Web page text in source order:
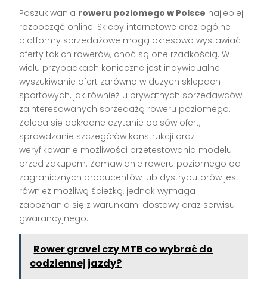
Poszukiwania roweru poziomego w Polsce najlepiej
rozpocząć online. Sklepy internetowe oraz ogólne
platformy sprzedażowe mogą okresowo wystawiać
oferty takich rowerów, choć są one rzadkością. W
wielu przypadkach konieczne jest indywidualne
wyszukiwanie ofert zarówno w dużych sklepach
sportowych, jak również u prywatnych sprzedawców
zainteresowanych sprzedażą roweru poziomego.
Zaleca się dokładne czytanie opisów ofert,
sprawdzanie szczegółów konstrukcji oraz
weryfikowanie możliwości przetestowania modelu
przed zakupem. Zamawianie roweru poziomego od
zagranicznych producentów lub dystrybutorów jest
również możliwą ścieżką, jednak wymaga
zapoznania się z warunkami dostawy oraz serwisu
gwarancyjnego.
Rower gravel czy MTB co wybrać do
codziennej jazdy?